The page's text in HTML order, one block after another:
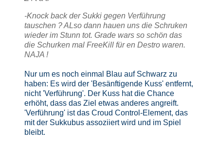
-Knock back der Sukki gegen Verführung
tauschen ? ALso dann hauen uns die Schruken
wieder im Stunn tot. Grade wars so schön das
die Schurken mal FreeKill für en Destro waren.
NAJA !
Nur um es noch einmal Blau auf Schwarz zu
haben: Es wird der 'Besänftigende Kuss' entfernt,
nicht 'Verführung'. Der Kuss hat die Chance
erhöht, dass das Ziel etwas anderes angreift.
'Verführung' ist das Croud Control-Element, das
mit der Sukkubus assoziiert wird und im Spiel
bleibt.